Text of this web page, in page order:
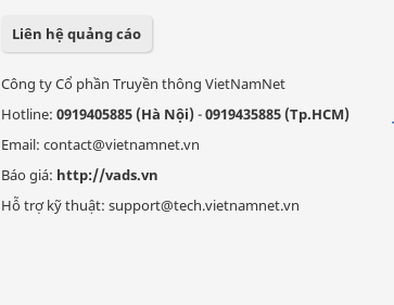
Liên hệ quảng cáo
Công ty Cổ phần Truyền thông VietNamNet
Hotline: 0919405885 (Hà Nội)-0919435885 (Tp.HCM)
Email: contact@vietnamnet.vn
Báo giá: http://vads.vn
Hỗ trợ kỹ thuật: support@tech.vietnamnet.vn